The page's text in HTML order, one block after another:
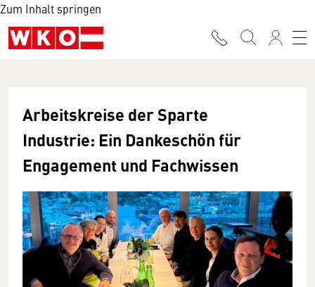
Zum Inhalt springen
Arbeitskreise der Sparte
Industrie: Ein Dankeschön für
Engagement und Fachwissen